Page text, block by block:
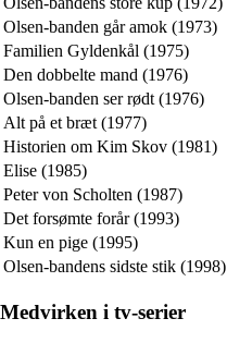
Olsen-banden går amok (1973)
Familien Gyldenkål (1975)
Den dobbelte mand (1976)
Olsen-banden ser rødt (1976)
Alt på et bræt (1977)
Historien om Kim Skov (1981)
Elise (1985)
Peter von Scholten (1987)
Det forsømte forår (1993)
Kun en pige (1995)
Olsen-bandens sidste stik (1998)
Medvirken i tv-serier